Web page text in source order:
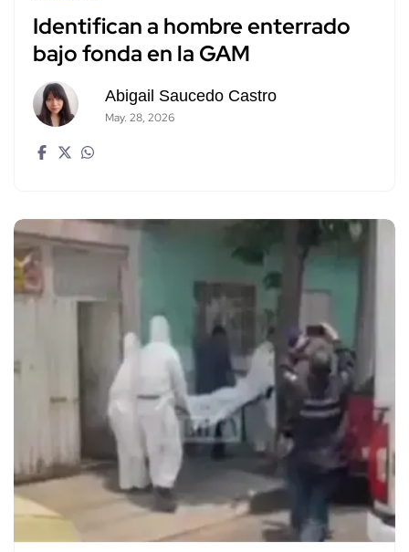
Identifican a hombre enterrado
bajo fonda en la GAM
Abigail Saucedo Castro
May. 28, 2026